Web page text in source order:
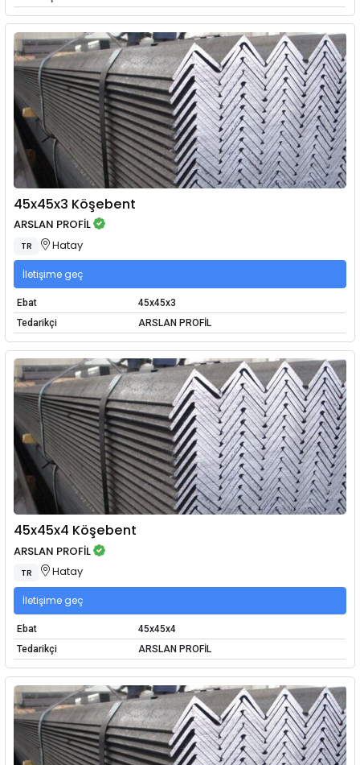
45x45x3 Köşebent
ARSLAN PROFİL
TR Hatay
İletişime geç
Ebat
45x45x3
Tedarikçi
ARSLAN PROFİL
45x45x4 Köşebent
ARSLAN PROFİL
TR Hatay
İletişime geç
Ebat
45x45x4
Tedarikçi
ARSLAN PROFİL